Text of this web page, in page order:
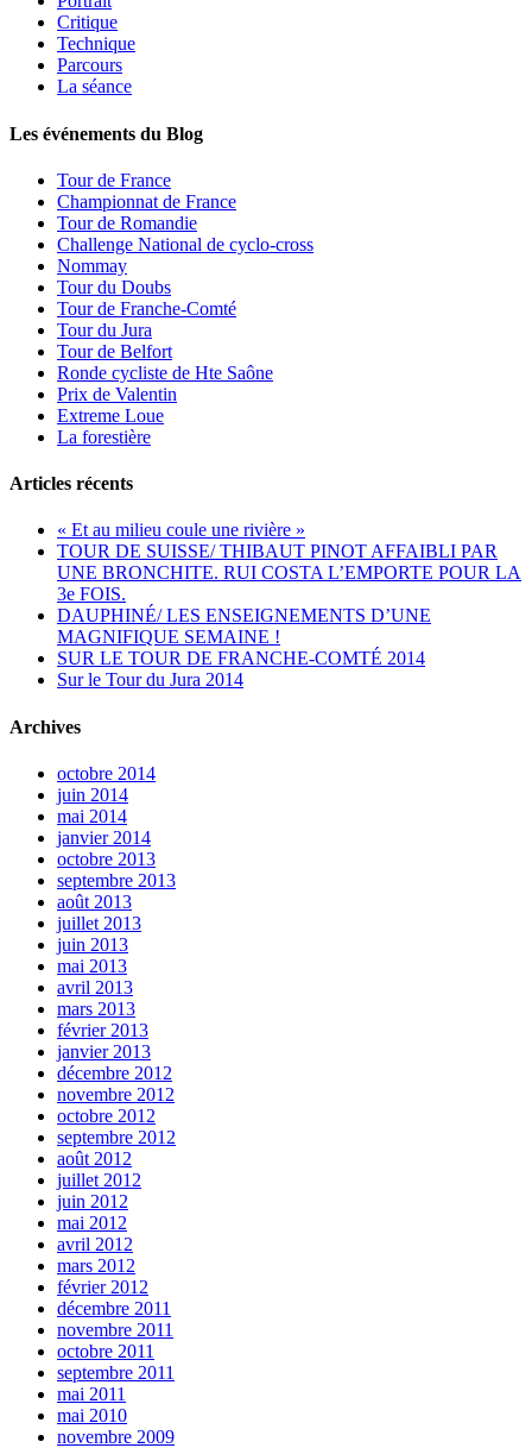
Critique
Technique
Parcours
La séance
Les événements du Blog
Tour de France
Championnat de France
Tour de Romandie
Challenge National de cyclo-cross
Nommay
Tour du Doubs
Tour de Franche-Comté
Tour du Jura
Tour de Belfort
Ronde cycliste de Hte Saône
Prix de Valentin
Extreme Loue
La forestière
Articles récents
« Et au milieu coule une rivière »
TOUR DE SUISSE/ THIBAUT PINOT AFFAIBLI PAR
UNE BRONCHITE. RUI COSTA L’EMPORTE POUR LA
3e FOIS.
DAUPHINÉ/ LES ENSEIGNEMENTS D’UNE
MAGNIFIQUE SEMAINE !
SUR LE TOUR DE FRANCHE-COMTÉ 2014
Sur le Tour du Jura 2014
Archives
octobre 2014
juin 2014
mai 2014
janvier 2014
octobre 2013
septembre 2013
août 2013
juillet 2013
juin 2013
mai 2013
avril 2013
mars 2013
février 2013
janvier 2013
décembre 2012
novembre 2012
octobre 2012
septembre 2012
août 2012
juillet 2012
juin 2012
mai 2012
avril 2012
mars 2012
février 2012
décembre 2011
novembre 2011
octobre 2011
septembre 2011
mai 2011
mai 2010
novembre 2009